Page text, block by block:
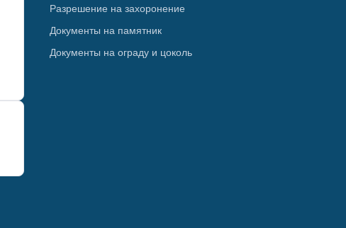
Разрешение на захоронение
Документы на памятник
Документы на ограду и цоколь